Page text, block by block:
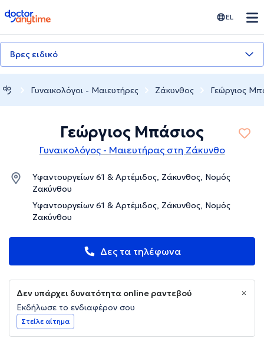
doctoranytime EL
Βρες ειδικό
Γυναικολόγοι - Μαιευτήρες Ζάκυνθος Γεώργιος
Γεώργιος Μπάσιος
Γυναικολόγος - Μαιευτήρας στη Ζάκυνθο
Υφαντουργείων 61 & Αρτέμιδος, Ζάκυνθος, Νομός
Ζακύνθου
Υφαντουργείων 61 & Αρτέμιδος, Ζάκυνθος, Νομός
Ζακύνθου
Δες τα τηλέφωνα
Δεν υπάρχει δυνατότητα online ραντεβού
Εκδήλωσε το ενδιαφέρον σου
Στείλε αίτημα